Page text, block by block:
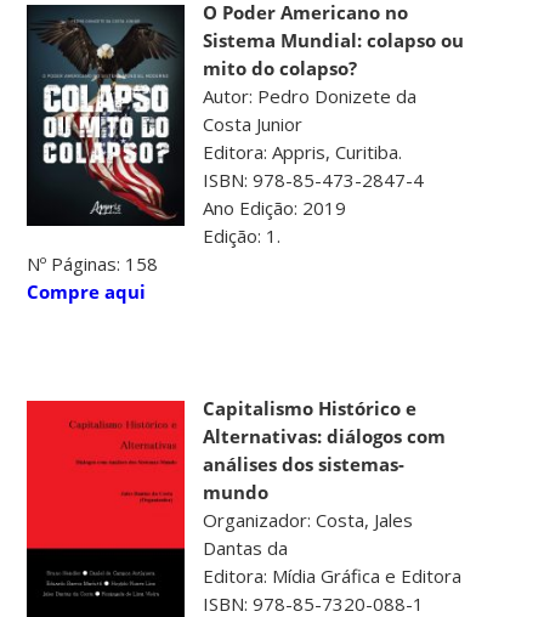
O Poder Americano no
Sistema Mundial: colapso ou
mito do colapso?
Autor: Pedro Donizete da
Costa Junior
Editora: Appris, Curitiba.
ISBN: 978-85-473-2847-4
Ano Edição: 2019
Edição: 1.
Nº Páginas: 158
Compre aqui
Capitalismo Histórico e
Alternativas: diálogos com
análises dos sistemas-
mundo
Organizador: Costa, Jales
Dantas da
Editora: Mídia Gráfica e Editora
ISBN: 978-85-7320-088-1